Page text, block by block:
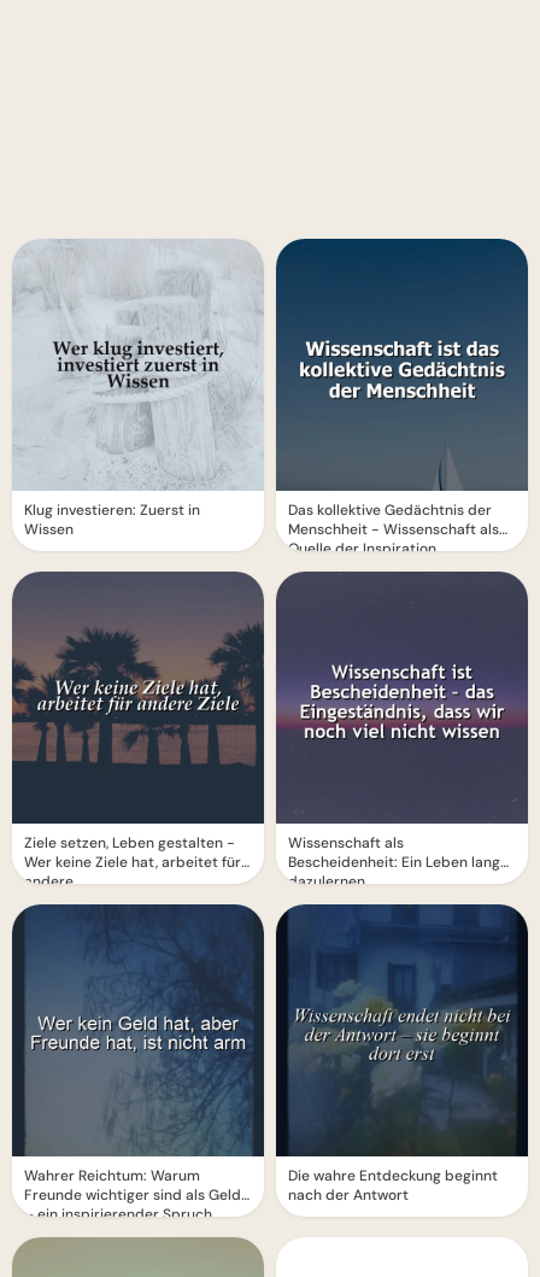
Klug investieren: Zuerst in
Wissen
Ziele setzen, Leben gestalten -
Wer keine Ziele hat, arbeitet für
andere
Wahrer Reichtum: Warum
Freunde wichtiger sind als Geld
– ein inspirierender Spruch
Das kollektive Gedächtnis der
Menschheit - Wissenschaft als
Quelle der Inspiration
Wissenschaft als
Bescheidenheit: Ein Leben lang
dazulernen
Die wahre Entdeckung beginnt
nach der Antwort